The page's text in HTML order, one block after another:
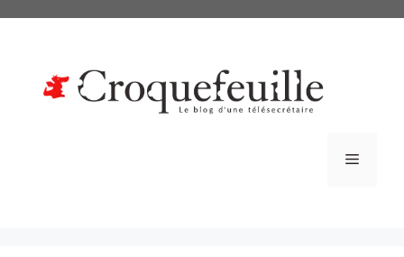
Menu